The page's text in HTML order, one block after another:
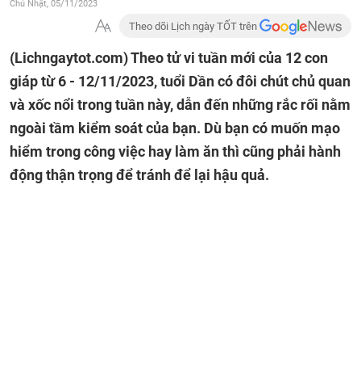
Chủ Nhật, 05/11/2023
Theo dõi Lịch ngày TỐT trên
(Lichngaytot.com)Theo tử vi tuần mới của 12 con
giáp từ 6 - 12/11/2023, tuổi Dần có đôi chút chủ quan
và xốc nổi trong tuần này, dẫn đến những rắc rối nằm
ngoài tầm kiểm soát của bạn. Dù bạn có muốn mạo
hiểm trong công việc hay làm ăn thì cũng phải hành
động thận trọng để tránh để lại hậu quả.